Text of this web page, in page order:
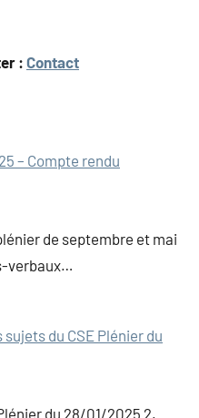
: Contact
– Compte rendu
de septembre et mai
verbaux…
du CSE Plénier du
du 28/01/2025 2.